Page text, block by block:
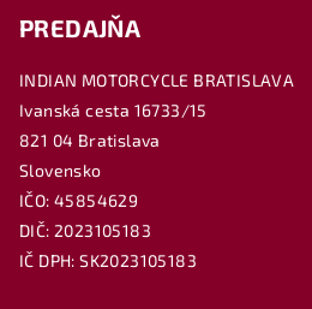
PREDAJŇA
INDIAN MOTORCYCLE BRATISLAVA
Ivanská cesta 16733/15
821 04 Bratislava
Slovensko
IČO: 45854629
DIČ: 2023105183
IČ DPH: SK2023105183